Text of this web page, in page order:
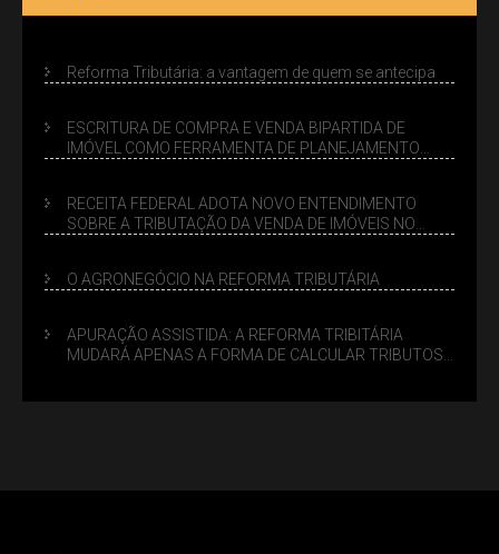
Reforma Tributária: a vantagem de quem se antecipa
ESCRITURA DE COMPRA E VENDA BIPARTIDA DE
IMÓVEL COMO FERRAMENTA DE PLANEJAMENTO
RECEITA FEDERAL ADOTA NOVO ENTENDIMENTO
SOBRE A TRIBUTAÇÃO DA VENDA DE IMÓVEIS NO
O AGRONEGÓCIO NA REFORMA TRIBUTÁRIA
APURAÇÃO ASSISTIDA: A REFORMA TRIBITÁRIA
MUDARÁ APENAS A FORMA DE CALCULAR TRIBUTOS